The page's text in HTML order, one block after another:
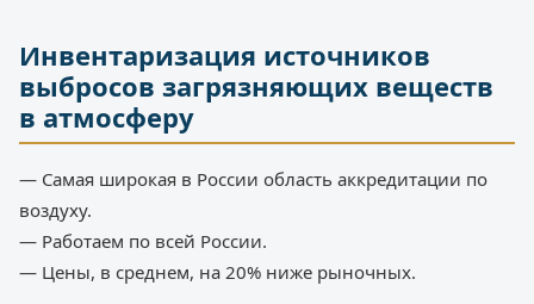
Инвентаризация источников
выбросов загрязняющих веществ
в атмосферу
— Самая широкая в России область аккредитации по
воздуху.
— Работаем по всей России.
— Цены, в среднем, на 20% ниже рыночных.